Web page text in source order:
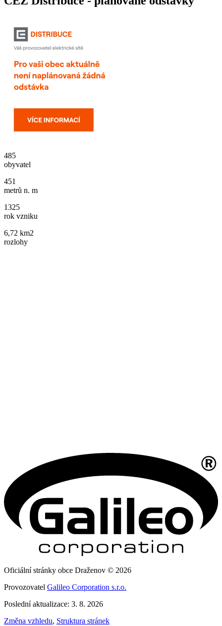
485
obyvatel
451
metrů n. m
1325
rok vzniku
6,72 km2
rozlohy
Oficiální stránky obce Draženov © 2026
Provozovatel Galileo Corporation s.r.o.
Poslední aktualizace: 3. 8. 2026
Změna vzhledu, Struktura stránek